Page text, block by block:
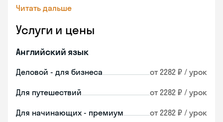
Читать дальше
Услуги и цены
Английский язык
Деловой - для бизнеса от 2282 ₽ / урок
Для путешествий от 2282 ₽ / урок
Для начинающих - премиум от 2282 ₽ / урок